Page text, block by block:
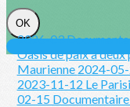
OK
2026-03
Oasis de paix à
Maurienne 2024-05-
2023-11-12 Le
02-15